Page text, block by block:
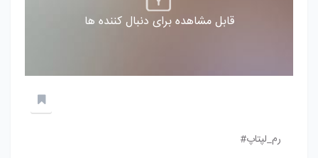
قابل مشاهده برای دنبال کننده ها
رم_لپتاپ#